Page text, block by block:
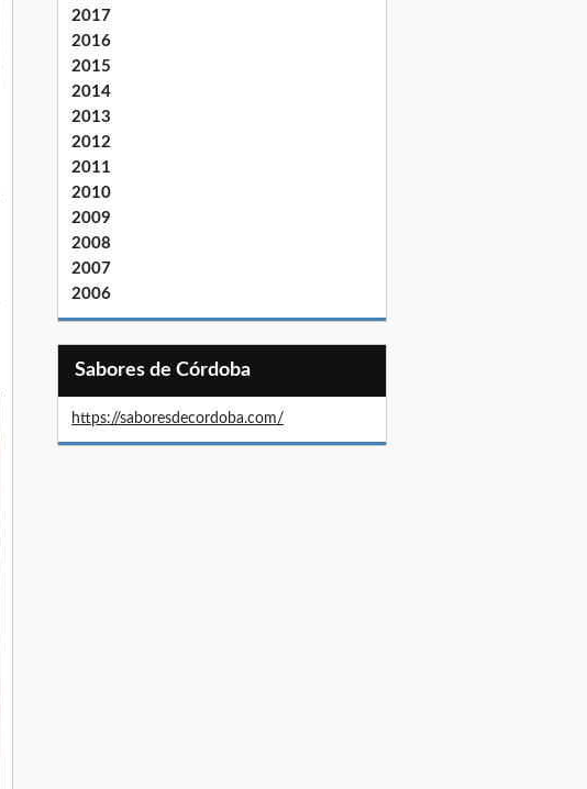
2017
2016
2015
2014
2013
2012
2011
2010
2009
2008
2007
2006
Sabores de Córdoba
https://saboresdecordoba.com/